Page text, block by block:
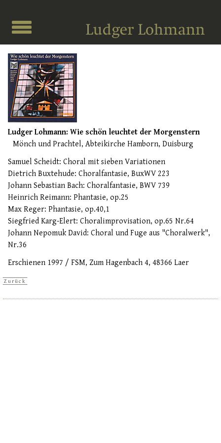
Ludger Lohmann: Wie schön leuchtet der Morgenstern
Mönch und Prachtel, Abteikirche Hamborn, Duisburg
Samuel Scheidt: Choral mit sieben Variationen
Dietrich Buxtehude: Choralfantasie, BuxWV 223
Johann Sebastian Bach: Choralfantasie, BWV 739
Heinrich Reimann: Phantasie, op.25
Max Reger: Phantasie, op.40,1
Siegfried Karg-Elert: Choralimprovisation, op.65 Nr.64
Johann Nepomuk David: Choral und Fuge aus "Choralwerk",
Nr.36
Erschienen 1997 / FSM, Zum Hagenbach 4, 48366 Laer
Zurück